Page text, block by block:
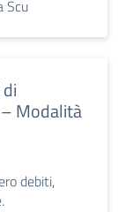
Scu
Modalità
debiti,